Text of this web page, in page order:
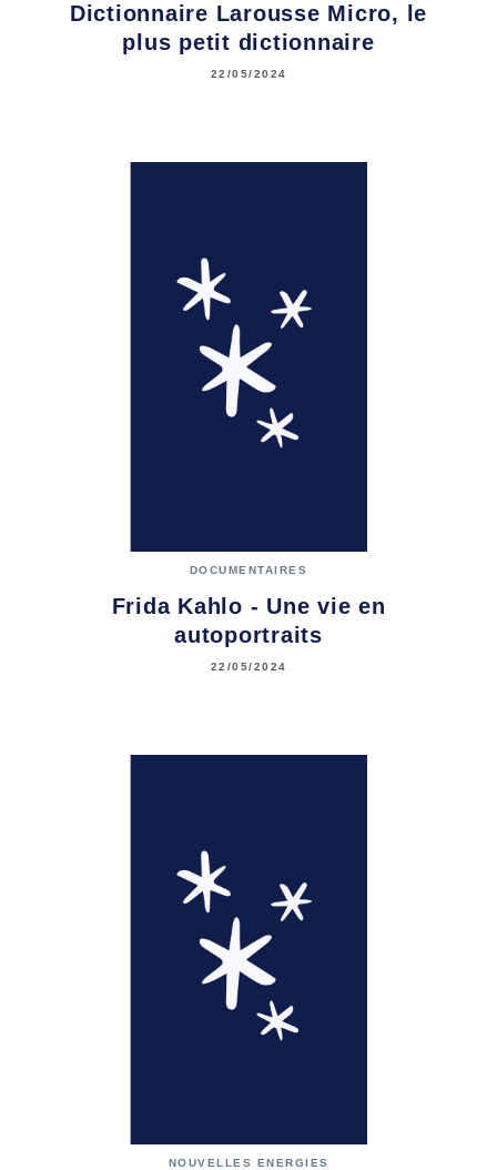
Dictionnaire Larousse Micro, le
plus petit dictionnaire
22/05/2024
DOCUMENTAIRES
Frida Kahlo - Une vie en
autoportraits
22/05/2024
NOUVELLES ENERGIES